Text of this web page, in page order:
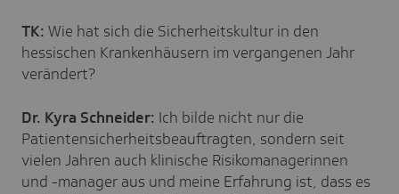
TK: Wie hat sich die Sicherheitskultur in den
hessischen Krankenhäusern im vergangenen Jahr
verändert?
Dr. Kyra Schneider: Ich bilde nicht nur die
Patientensicherheitsbeauftragten, sondern seit
vielen Jahren auch klinische Risikomanagerinnen
und -manager aus und meine Erfahrung ist, dass es